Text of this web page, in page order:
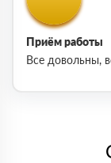
Приём работы
Все довольны,